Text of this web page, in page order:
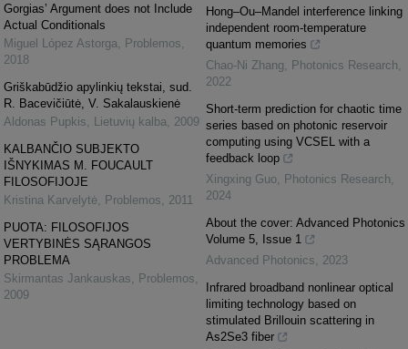
Gorgias’ Argument does not Include
Actual Conditionals
Miguel López Astorga
Problemos
2018
Griškabūdžio apylinkių tekstai, sud.
R. Bacevičiūtė, V. Sakalauskienė
Aldonas Pupkis
Lietuvių kalba
2009
KALBANČIO SUBJEKTO
IŠNYKIMAS M. FOUCAULT
FILOSOFIJOJE
Kristina Karvelytė Problemos
2011
PUOTA: FILOSOFIJOS
VERTYBINĖS SĄRANGOS
PROBLEMA
Skirmantas Jankauskas
Problemos
2009
Hong–Ou–Mandel interference linking
independent room-temperature
quantum memories
Chao-Ni Zhang
Photonics Research
2022
Short-term prediction for chaotic time
series based on photonic reservoir
computing using VCSEL with a
feedback loop
Xingxing Guo Photonics Research
2024
About the cover: Advanced Photonics
Volume 5, Issue 1
Advanced Photonics
2023
Infrared broadband nonlinear optical
limiting technology based on
stimulated Brillouin scattering in
As2Se3 fiber